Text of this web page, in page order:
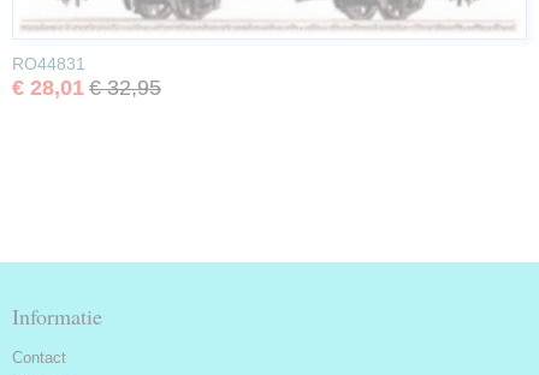
RO44831
€ 28,01 € 32,95
Informatie
Contact